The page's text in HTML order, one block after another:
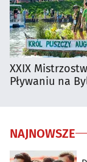
XXIX
Pływaniu na
NAJNOWSZE